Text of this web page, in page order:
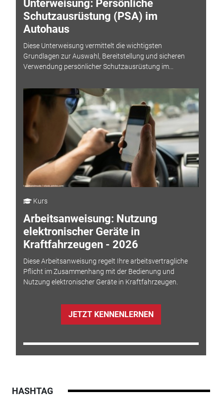
Unterweisung: Persönliche
Schutzausrüstung (PSA) im
Autohaus
Diese Unterweisung vermittelt die wichtigsten
Grundlagen zur Auswahl, Bereitstellung und sicheren
Verwendung persönlicher Schutzausrüstung im...
Kurs
Arbeitsanweisung: Nutzung
elektronischer Geräte in
Kraftfahrzeugen - 2026
Diese Arbeitsanweisung regelt Ihre arbeitsvertragliche
Pflicht im Zusammenhang mit der Bedienung und
Nutzung elektronischer Geräte in Kraftfahrzeugen.
JETZT KENNENLERNEN
HASHTAG